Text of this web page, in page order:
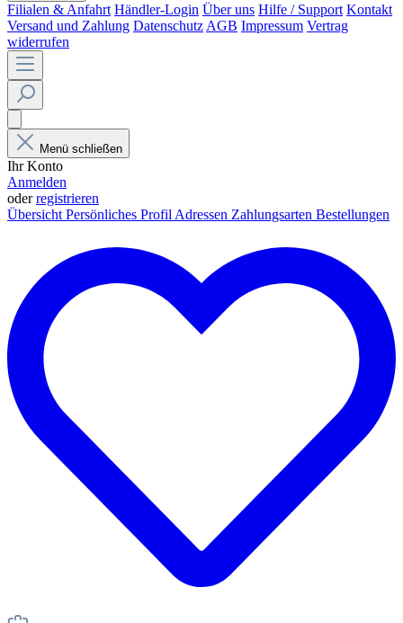
Filialen & Anfahrt Händler-Login Über uns Hilfe / Support Kontakt
Versand und Zahlung Datenschutz AGB Impressum Vertrag
widerrufen
Menü schließen
Ihr Konto
Anmelden
oderregistrieren
Übersicht Persönliches Profil Adressen Zahlungsarten Bestellungen